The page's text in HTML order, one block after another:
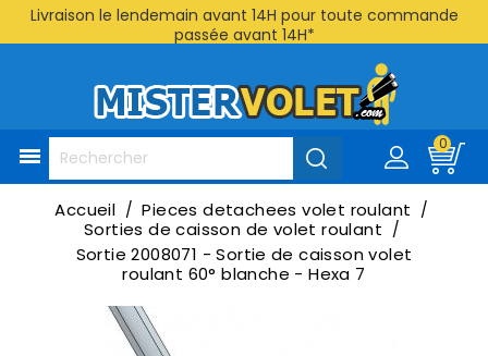
Livraison le lendemain avant 14H pour toute commande
passée avant 14H*

0
Accueil
Pieces detachees volet roulant
Sorties de caisson de volet roulant
Sortie 2008071 - Sortie de caisson volet
roulant 60° blanche - Hexa 7